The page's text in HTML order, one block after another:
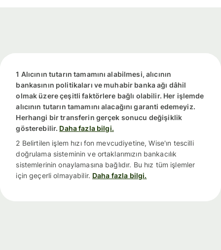
1 Alıcının tutarın tamamını alabilmesi, alıcının
bankasının politikaları ve muhabir banka ağı dâhil
olmak üzere çeşitli faktörlere bağlı olabilir. Her işlemde
alıcının tutarın tamamını alacağını garanti edemeyiz.
Herhangi bir transferin gerçek sonucu değişiklik
gösterebilir. Daha fazla bilgi.
2 Belirtilen işlem hızı fon mevcudiyetine, Wise'ın tescilli
doğrulama sisteminin ve ortaklarımızın bankacılık
sistemlerinin onaylamasına bağlıdır. Bu hız tüm işlemler
için geçerli olmayabilir. Daha fazla bilgi.